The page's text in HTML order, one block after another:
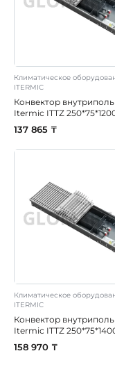
Климатическое
ITERMIC
Конвектор
Itermic ITTZ
137 865 ₸
Климатическое
ITERMIC
Конвектор
Itermic ITTZ
158 970 ₸